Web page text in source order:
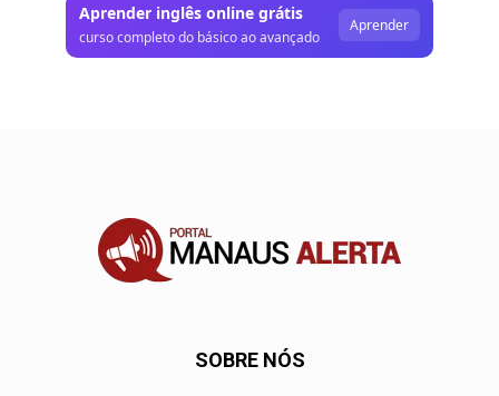
Aprender inglês online grátis
curso completo do básico ao avançado
Aprender
SOBRE NÓS